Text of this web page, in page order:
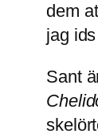
dem
jag
Sant